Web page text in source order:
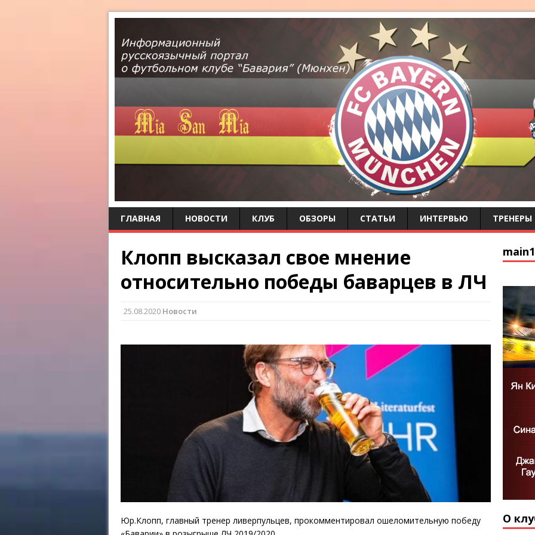
ГЛАВНАЯ НОВОСТИ КЛУБ ОБЗОРЫ СТАТЬИ ИНТЕРВЬЮ ТРЕНЕРЫ
Клопп высказал свое мнение
относительно победы баварцев в ЛЧ
25.08.2020 Новости
Юр.Клопп, главный тренер ливерпульцев, прокомментировал ошеломительную победу
main1
О